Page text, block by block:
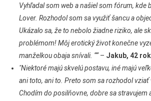
Vyhľadal som web a našiel som fórum, kde
Lover. Rozhodol som sa využiť šancu a
Ukázalo sa, že to nebolo žiadne riziko, ale
problémom! Môj erotický život konečne
manželkou obaja snívali. ““– Jakub, 42
"Niektoré majú skvelú postavu, iné majú
ani toto, ani to. Preto som sa rozhodol vziať
Chodím do posilňovne, dobre sa stravujem